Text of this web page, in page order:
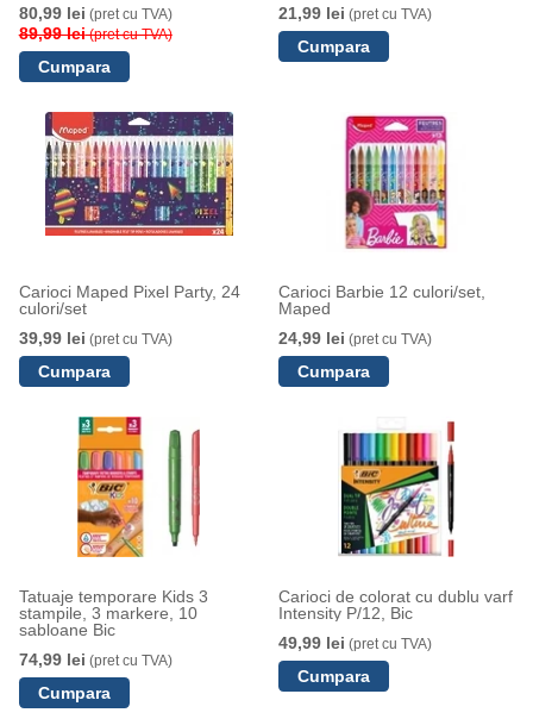
80,99 lei (pret cu TVA)
89,99 lei(pret cu TVA)
21,99 lei (pret cu TVA)
Carioci Maped Pixel Party, 24
culori/set
39,99 lei (pret cu TVA)
Carioci Barbie 12 culori/set,
Maped
24,99 lei (pret cu TVA)
Tatuaje temporare Kids 3
stampile, 3 markere, 10
sabloane Bic
74,99 lei (pret cu TVA)
Carioci de colorat cu dublu varf
Intensity P/12, Bic
49,99 lei (pret cu TVA)